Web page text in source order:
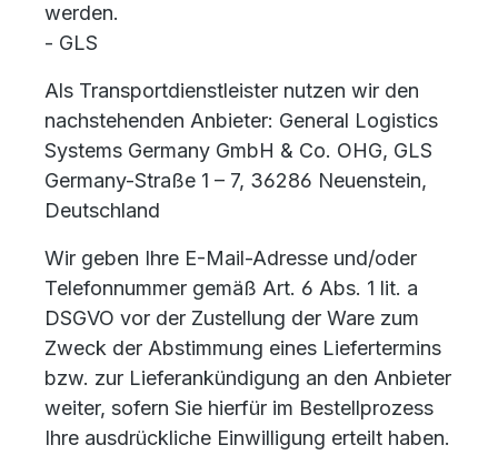
werden.
- GLS
Als Transportdienstleister nutzen wir den
nachstehenden Anbieter: General Logistics
Systems Germany GmbH & Co. OHG, GLS
Germany-Straße 1 – 7, 36286 Neuenstein,
Deutschland
Wir geben Ihre E-Mail-Adresse und/oder
Telefonnummer gemäß Art. 6 Abs. 1 lit. a
DSGVO vor der Zustellung der Ware zum
Zweck der Abstimmung eines Liefertermins
bzw. zur Lieferankündigung an den Anbieter
weiter, sofern Sie hierfür im Bestellprozess
Ihre ausdrückliche Einwilligung erteilt haben.